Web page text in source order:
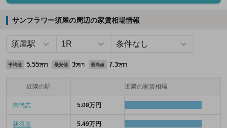
サンフラワー須屋の周辺の家賃相場情報
平均値 5.55万円 最安値 3万円 最高値 7.3万円
近隣の駅 近隣の家賃相場
御代志 5.09万円
新須屋 5.49万円